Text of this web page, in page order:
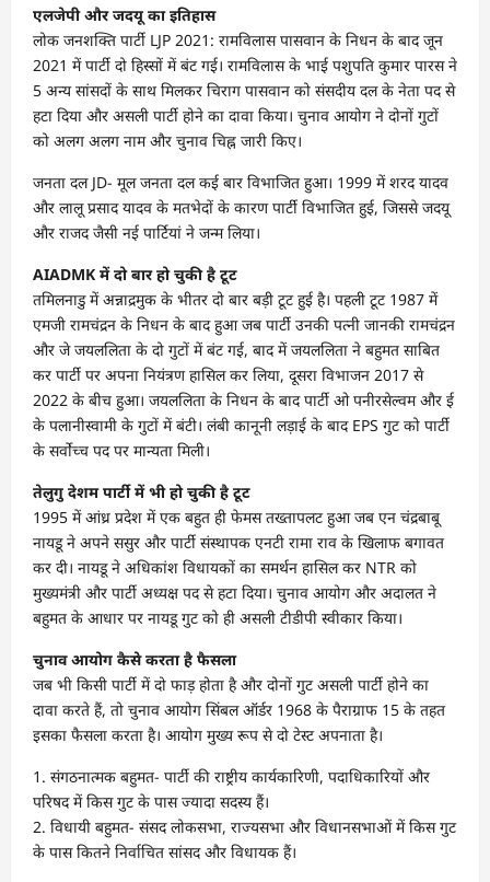
एलजेपी और जदयू का इतिहास
लोक जनशक्ति पार्टी LJP 2021: रामविलास पासवान के निधन के बाद जून
2021 में पार्टी दो हिस्सों में बंट गई। रामविलास के भाई पशुपति कुमार पारस ने
5 अन्य सांसदों के साथ मिलकर चिराग पासवान को संसदीय दल के नेता पद से
हटा दिया और असली पार्टी होने का दावा किया। चुनाव आयोग ने दोनों गुटों
को अलग अलग नाम और चुनाव चिह्न जारी किए।
जनता दल JD- मूल जनता दल कई बार विभाजित हुआ। 1999 में शरद यादव
और लालू प्रसाद यादव के मतभेदों के कारण पार्टी विभाजित हुई, जिससे जदयू
और राजद जैसी नई पार्टियां ने जन्म लिया।
AIADMK में दो बार हो चुकी है टूट
तमिलनाडु में अन्नाद्रमुक के भीतर दो बार बड़ी टूट हुई है। पहली टूट 1987 में
एमजी रामचंद्रन के निधन के बाद हुआ जब पार्टी उनकी पत्नी जानकी रामचंद्रन
और जे जयललिता के दो गुटों में बंट गई, बाद में जयललिता ने बहुमत साबित
कर पार्टी पर अपना नियंत्रण हासिल कर लिया, दूसरा विभाजन 2017 से
2022 के बीच हुआ। जयललिता के निधन के बाद पार्टी ओ पनीरसेल्वम और ई
के पलानीस्वामी के गुटों में बंटी। लंबी कानूनी लड़ाई के बाद EPS गुट को पार्टी
के सर्वोच्च पद पर मान्यता मिली।
तेलुगु देशम पार्टी में भी हो चुकी है टूट
1995 में आंध्र प्रदेश में एक बहुत ही फेमस तख्तापलट हुआ जब एन चंद्रबाबू
नायडू ने अपने ससुर और पार्टी संस्थापक एनटी रामा राव के खिलाफ बगावत
कर दी। नायडू ने अधिकांश विधायकों का समर्थन हासिल कर NTR को
मुख्यमंत्री और पार्टी अध्यक्ष पद से हटा दिया। चुनाव आयोग और अदालत ने
बहुमत के आधार पर नायडू गुट को ही असली टीडीपी स्वीकार किया।
चुनाव आयोग कैसे करता है फैसला
जब भी किसी पार्टी में दो फाड़ होता है और दोनों गुट असली पार्टी होने का
दावा करते हैं, तो चुनाव आयोग सिंबल ऑर्डर 1968 के पैराग्राफ 15 के तहत
इसका फैसला करता है। आयोग मुख्य रूप से दो टेस्ट अपनाता है।
1. संगठनात्मक बहुमत- पार्टी की राष्ट्रीय कार्यकारिणी, पदाधिकारियों और
परिषद में किस गुट के पास ज्यादा सदस्य हैं।
2. विधायी बहुमत- संसद लोकसभा, राज्यसभा और विधानसभाओं में किस गुट
के पास कितने निर्वाचित सांसद और विधायक हैं।